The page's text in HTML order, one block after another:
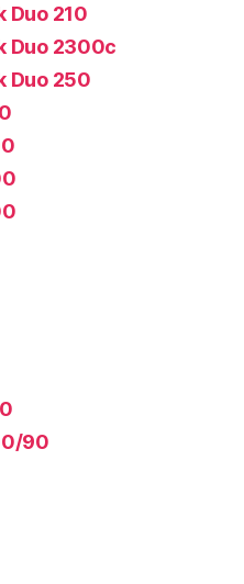
Duo 210
Duo 2300c
Duo 250
90